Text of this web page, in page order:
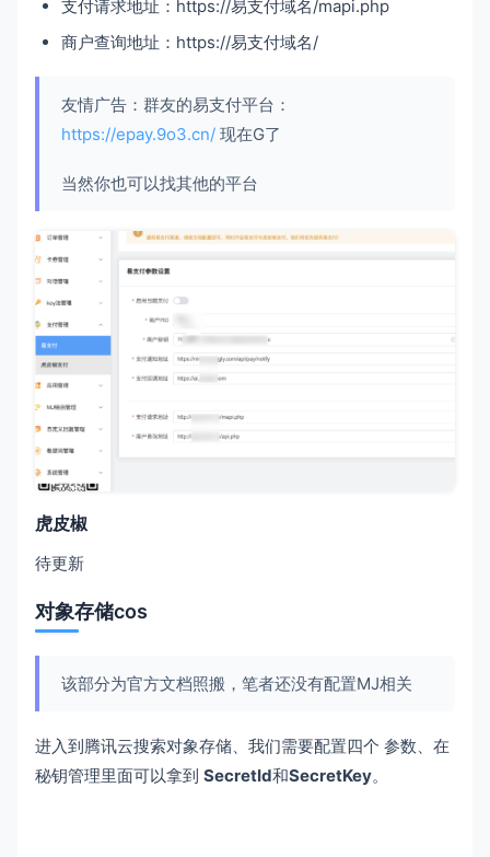
支付请求地址：https://易支付域名/mapi.php
商户查询地址：https://易支付域名/
友情广告：群友的易支付平台：
https://epay.9o3.cn/ 现在G了
当然你也可以找其他的平台
虎皮椒
待更新
对象存储cos
该部分为官方文档照搬，笔者还没有配置MJ相关
进入到腾讯云搜索对象存储、我们需要配置四个 参数、在
秘钥管理里面可以拿到 SecretId和SecretKey。